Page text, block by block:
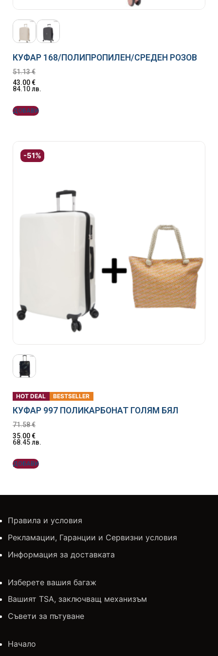
КУФАР 168/ПОЛИПРОПИЛЕН/СРЕДЕН РОЗОВ
51.13€
43.00€
84.10лв.
ДОБАВИ
-51%
HOT DEAL BESTSELLER
КУФАР 997 ПОЛИКАРБОНАТ ГОЛЯМ БЯЛ
71.58€
35.00€
68.45лв.
ДОБАВИ
Правила и условия
Рекламации, Гаранции и Сервизни условия
Информация за доставката
Изберете вашия багаж
Вашият TSA, заключващ механизъм
Съвети за пътуване
Начало